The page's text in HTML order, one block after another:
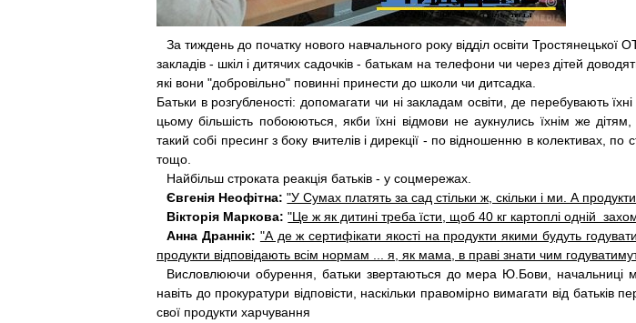
За тиждень до початку нового навчального року відділ освіти Тростянецької
закладів - шкіл і дитячих садочків - батькам на телефони чи через дітей
які вони "добровільно" повинні принести до школи чи дитсадка.
Батьки в розгубленості: допомагати чи ні закладам освіти, де перебувають
цьому більшість побоюються, якби їхні відмови не аукнулись їхнім же
такий собі пресинг з боку вчителів і дирекції - по відношенню в колективах,
тощо.
Найбільш строката реакція батьків - у соцмережах.
Євгенія Неофітна: "У Сумах платять за сад стільки ж, скільки і ми. А
Вікторія Маркова: "Це ж як дитині треба їсти, щоб 40 кг картоплі одній
Анна Драннік: "А де ж сертифікати якості на продукти якими будуть
продукти відповідають всім нормам ... я, як мама, в праві знати чим
Висловлюючи обурення, батьки звертаються до мера Ю.Бови, начальниці
навіть до прокуратури відповісти, наскільки правомірно вимагати від батьків
свої продукти харчування